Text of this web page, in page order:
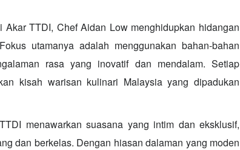
TTDI, Chef Aidan Low menghidupkan hidangan
utamanya adalah menggunakan bahan-bahan
rasa yang inovatif dan mendalam. Setiap
kisah warisan kulinari Malaysia yang dipadukan
menawarkan suasana yang intim dan eksklusif,
dan berkelas. Dengan hiasan dalaman yang moden